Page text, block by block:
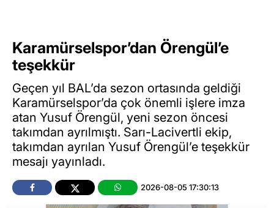
Karamürselspor’dan Örengül’e
teşekkür
Geçen yıl BAL’da sezon ortasında geldiği
Karamürselspor’da çok önemli işlere imza
atan Yusuf Örengül, yeni sezon öncesi
takımdan ayrılmıştı. Sarı-Lacivertli ekip,
takımdan ayrılan Yusuf Örengül’e teşekkür
mesajı yayınladı.
2026-08-05 17:30:13